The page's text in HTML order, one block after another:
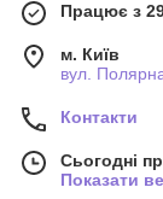
Працює з
м. Київ
вул.
Контакти
Сьогодні
Показати